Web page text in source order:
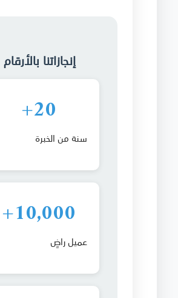
إنجازاتنا بالأرقام
20+
سنة من الخبرة
10,000+
عميل راضٍ